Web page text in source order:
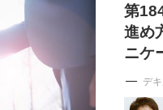
第
進め
ニケ
デ